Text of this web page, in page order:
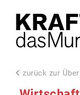
zurück zur